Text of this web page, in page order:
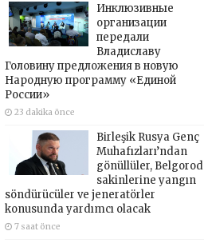
Инклюзивные
организации
передали
Владиславу
Головину предложения в новую
Народную программу «Единой
России»
23 dakika önce
Birleşik Rusya Genç
Muhafızları’ndan
gönüllüler, Belgorod
sakinlerine yangın
söndürücüler ve jeneratörler
konusunda yardımcı olacak
7 saat önce